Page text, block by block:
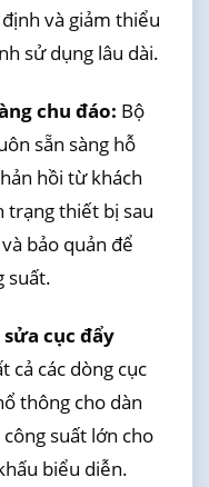
và giảm thiểu
sử dụng lâu dài.
chu đáo: Bộ
sẵn sàng hỗ
hồi từ khách
trạng thiết bị sau
bảo quản để
suất.
cục đẩy
cả các dòng cục
thông cho dàn
suất lớn cho
biểu diễn.